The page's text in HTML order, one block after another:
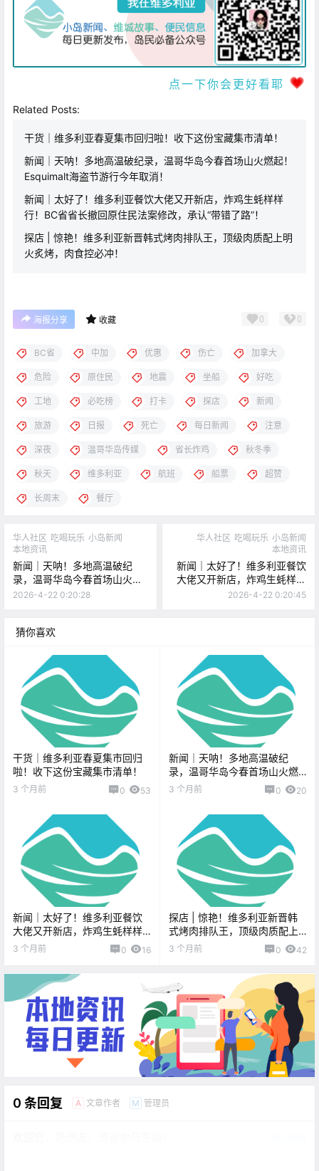
点一下你会更好看耶
Related Posts:
干货｜维多利亚春夏集市回归啦！收下这份宝藏集市清单！
新闻｜天呐！多地高温破纪录，温哥华岛今春首场山火燃起！
Esquimalt海盗节游行今年取消！
新闻｜太好了！维多利亚餐饮大佬又开新店，炸鸡生蚝样样
行！BC省省长撤回原住民法案修改，承认“带错了路”！
探店 | 惊艳！维多利亚新晋韩式烤肉排队王，顶级肉质配上明
火炙烤，肉食控必冲！
海报分享 收藏 0 0
BC省 中加 优惠 伤亡 加拿大
危险 原住民 地震 坐船 好吃
工地 必吃榜 打卡 探店 新闻
旅游 日报 死亡 每日新闻 注意
深夜 温哥华岛传媒 省长炸鸡 秋冬季
秋天 维多利亚 航班 船票 超赞
长周末 餐厅
华人社区 吃喝玩乐 小岛新闻
本地资讯
新闻｜天呐！多地高温破纪
录，温哥华岛今春首场山火燃
起！Esquimalt海盗节游行今年
2026-4-22 0:20:28
华人社区 吃喝玩乐 小岛新闻
本地资讯
新闻｜太好了！维多利亚餐饮
大佬又开新店，炸鸡生蚝样样
行！BC省省长撤回原住民法案
2026-4-22 0:20:45
猜你喜欢
干货｜维多利亚春夏集市回归
啦！收下这份宝藏集市清单！
3 个月前 0 53
新闻｜天呐！多地高温破纪
录，温哥华岛今春首场山火燃
起！Esquimalt海盗节游行今年
3 个月前 0 20
新闻｜太好了！维多利亚餐饮
大佬又开新店，炸鸡生蚝样样
行！BC省省长撤回原住民法案
修改，承认“带错了路”！
3 个月前 0 16
探店 | 惊艳！维多利亚新晋韩
式烤肉排队王，顶级肉质配上
明火炙烤，肉食控必冲！
3 个月前 0 42
0 条回复 A 文章作者 M 管理员